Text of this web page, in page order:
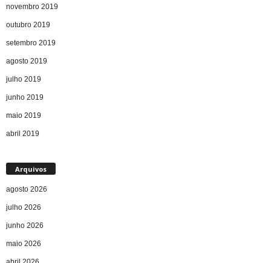
novembro 2019
outubro 2019
setembro 2019
agosto 2019
julho 2019
junho 2019
maio 2019
abril 2019
Arquivos
agosto 2026
julho 2026
junho 2026
maio 2026